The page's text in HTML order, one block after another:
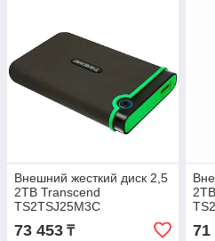
Внешний жесткий диск 2,5
2TB Transcend
TS2TSJ25M3C
73 453 ₸ 71